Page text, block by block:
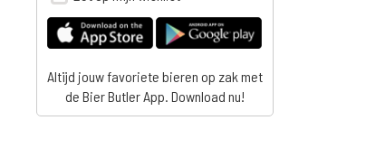
Altijd jouw favoriete bieren op zak met
de Bier Butler App. Download nu!